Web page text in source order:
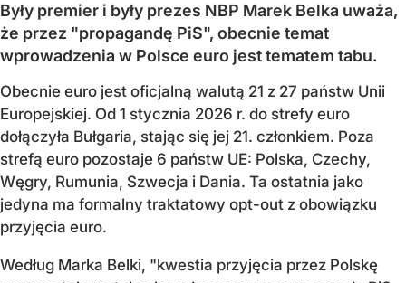
Były premier i były prezes NBP Marek Belka uważa,
że przez "propagandę PiS", obecnie temat
wprowadzenia w Polsce euro jest tematem tabu.
Obecnie euro jest oficjalną walutą 21 z 27 państw Unii
Europejskiej. Od 1 stycznia 2026 r. do strefy euro
dołączyła Bułgaria, stając się jej 21. członkiem. Poza
strefą euro pozostaje 6 państw UE: Polska, Czechy,
Węgry, Rumunia, Szwecja i Dania. Ta ostatnia jako
jedyna ma formalny traktatowy opt-out z obowiązku
przyjęcia euro.
Według Marka Belki, "kwestia przyjęcia przez Polskę